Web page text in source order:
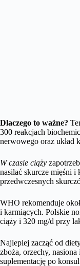
Dlaczego to ważne?
300 reakcjach
nerwowego oraz układ
W czasie ciąży
nasilać skurcze mięśni i
przedwczesnych
WHO rekomenduje
i karmiących. Polskie
ciąży i 320 mg/d przy
Najlepiej zacząć od
zboża, orzechy,
suplementację po